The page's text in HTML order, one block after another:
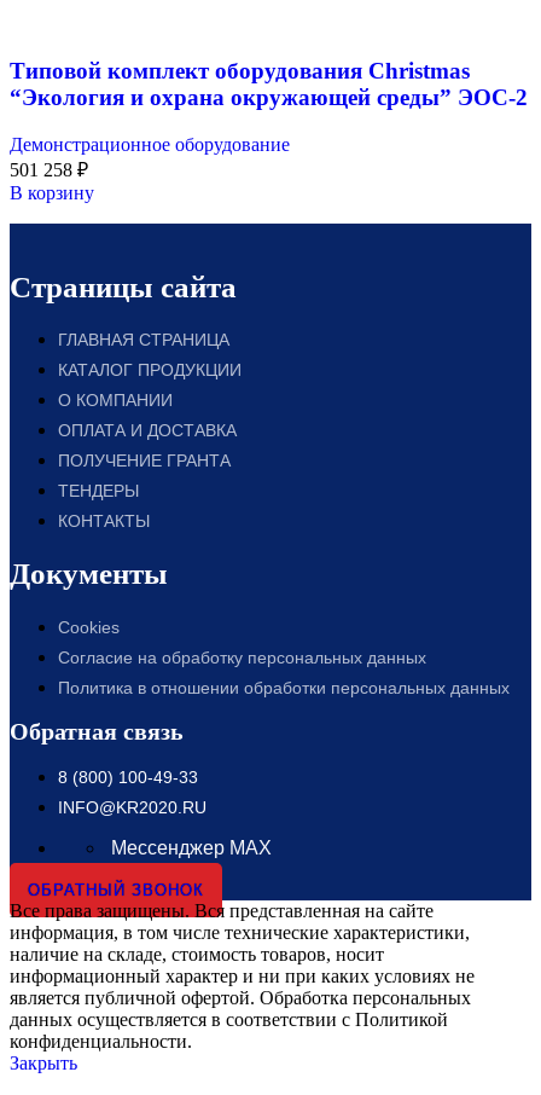
Типовой комплект оборудования Christmas
“Экология и охрана окружающей среды” ЭОС-2
Демонстрационное оборудование
501 258 ₽
В корзину
Страницы сайта
ГЛАВНАЯ СТРАНИЦА
КАТАЛОГ ПРОДУКЦИИ
О КОМПАНИИ
ОПЛАТА И ДОСТАВКА
ПОЛУЧЕНИЕ ГРАНТА
ТЕНДЕРЫ
КОНТАКТЫ
Документы
Cookies
Согласие на обработку персональных данных
Политика в отношении обработки персональных данных
Обратная связь
8 (800) 100-49-33
INFO@KR2020.RU
Мессенджер MAX
ОБРАТНЫЙ ЗВОНОК
Все права защищены. Вся представленная на сайте
информация, в том числе технические характеристики,
наличие на складе, стоимость товаров, носит
информационный характер и ни при каких условиях не
является публичной офертой. Обработка персональных
данных осуществляется в соответствии с Политикой
конфиденциальности.
Закрыть